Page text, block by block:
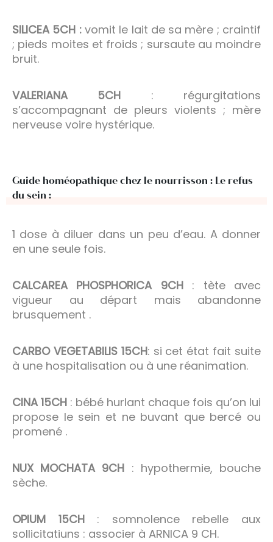
SILICEA 5CH :vomit le lait de sa mère ; craintif
; pieds moites et froids ; sursaute au moindre
bruit.
VALERIANA 5CH : régurgitations
s’accompagnant de pleurs violents ; mère
nerveuse voire hystérique.
Guide homéopathique chez le nourrisson : Le refus
du sein :
1 dose à diluer dans un peu d’eau. A donner
en une seule fois.
CALCAREA PHOSPHORICA 9CH: tète avec
vigueur au départ mais abandonne
brusquement .
CARBO VEGETABILIS 15CH: si cet état fait suite
à une hospitalisation ou à une réanimation.
CINA 15CH : bébé hurlant chaque fois qu’on lui
propose le sein et ne buvant que bercé ou
promené .
NUX MOCHATA 9CH : hypothermie, bouche
sèche.
OPIUM 15CH: somnolence rebelle aux
sollicitatiuns : associer à ARNICA 9 CH.